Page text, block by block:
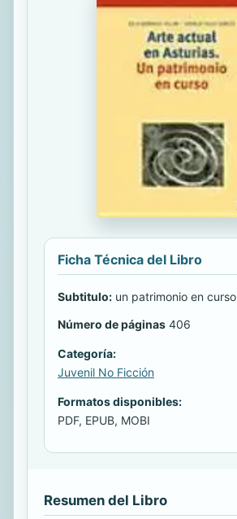
Ficha Técnica del Libro
Subtitulo: un patrimonio en curso
Número de páginas 406
Categoría:
Juvenil No Ficción
Formatos disponibles:
PDF, EPUB, MOBI
Resumen del Libro